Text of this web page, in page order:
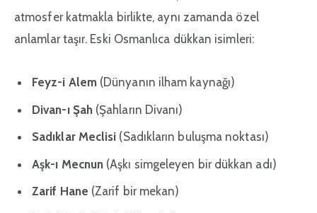
atmosfer katmakla birlikte, aynı zamanda özel
anlamlar taşır. Eski Osmanlıca dükkan isimleri:
Feyz-i Alem(Dünyanın ilham kaynağı)
Divan-ı Şah(Şahların Divanı)
Sadıklar Meclisi (Sadıkların buluşma noktası)
Aşk-ı Mecnun (Aşkı simgeleyen bir dükkan adı)
Zarif Hane (Zarif bir mekan)